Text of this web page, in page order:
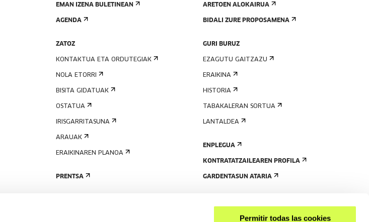
Permitir todas las cookies
EMAN IZENA BULETINEAN
AGENDA
ZATOZ
KONTAKTUA ETA ORDUTEGIAK
NOLA ETORRI
BISITA GIDATUAK
OSTATUA
IRISGARRITASUNA
ARAUAK
ERAIKINAREN PLANOA
PRENTSA
ARETOEN ALOKAIRUA
BIDALI ZURE PROPOSAMENA
GURI BURUZ
EZAGUTU GAITZAZU
ERAIKINA
HISTORIA
TABAKALERAN SORTUA
LANTALDEA
ENPLEGUA
KONTRATATZAILEAREN PROFILA
GARDENTASUN ATARIA